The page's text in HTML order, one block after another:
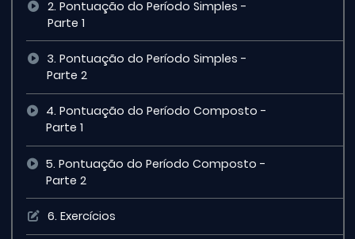
2. Pontuação do Período Simples -
Parte 1
3. Pontuação do Período Simples -
Parte 2
4. Pontuação do Período Composto -
Parte 1
5. Pontuação do Período Composto -
Parte 2
6. Exercícios